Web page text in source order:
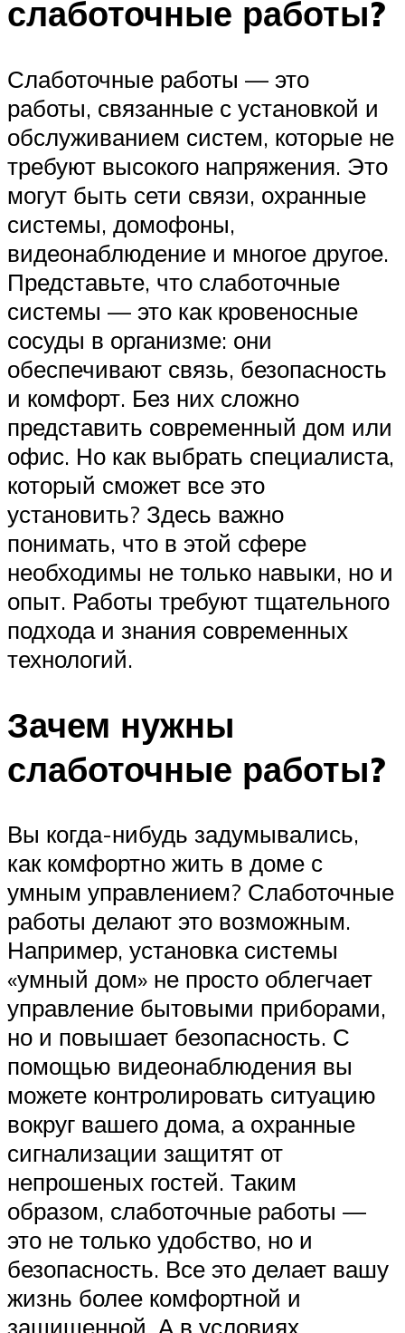
слаботочные работы?
Слаботочные работы — это
работы, связанные с установкой и
обслуживанием систем, которые не
требуют высокого напряжения. Это
могут быть сети связи, охранные
системы, домофоны,
видеонаблюдение и многое другое.
Представьте, что слаботочные
системы — это как кровеносные
сосуды в организме: они
обеспечивают связь, безопасность
и комфорт. Без них сложно
представить современный дом или
офис. Но как выбрать специалиста,
который сможет все это
установить? Здесь важно
понимать, что в этой сфере
необходимы не только навыки, но и
опыт. Работы требуют тщательного
подхода и знания современных
технологий.
Зачем нужны
слаботочные работы?
Вы когда-нибудь задумывались,
как комфортно жить в доме с
умным управлением? Слаботочные
работы делают это возможным.
Например, установка системы
«умный дом» не просто облегчает
управление бытовыми приборами,
но и повышает безопасность. С
помощью видеонаблюдения вы
можете контролировать ситуацию
вокруг вашего дома, а охранные
сигнализации защитят от
непрошеных гостей. Таким
образом, слаботочные работы —
это не только удобство, но и
безопасность. Все это делает вашу
жизнь более комфортной и
защищенной. А в условиях